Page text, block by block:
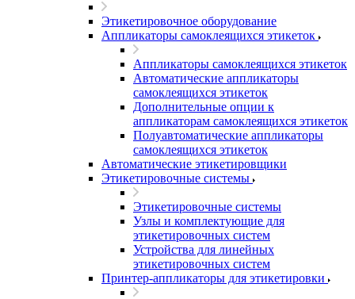
Этикетировочное оборудование
Аппликаторы самоклеящихся этикеток
Аппликаторы самоклеящихся этикеток
Автоматические аппликаторы
самоклеящихся этикеток
Дополнительные опции к
аппликаторам самоклеящихся этикеток
Полуавтоматические аппликаторы
самоклеящихся этикеток
Автоматические этикетировщики
Этикетировочные системы
Этикетировочные системы
Узлы и комплектующие для
этикетировочных систем
Устройства для линейных
этикетировочных систем
Принтер-аппликаторы для этикетировки